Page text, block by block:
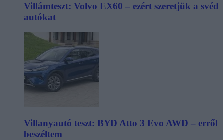
Villámteszt: Volvo EX60 – ezért szeretjük a svéd
autókat
Villanyautó teszt: BYD Atto 3 Evo AWD – erről
beszéltem